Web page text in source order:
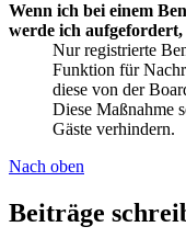
Wenn ich bei einem
werde ich
Nur registrierte
Funktion für
diese von der
Diese Maßnahme
Gäste verhindern.
Nach oben
Beiträge